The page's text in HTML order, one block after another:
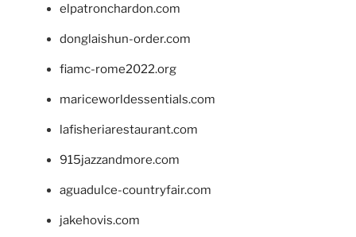
elpatronchardon.com
donglaishun-order.com
fiamc-rome2022.org
mariceworldessentials.com
lafisheriarestaurant.com
915jazzandmore.com
aguadulce-countryfair.com
jakehovis.com